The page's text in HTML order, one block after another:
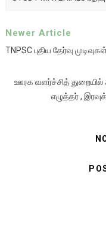
Newer Article
TNPSC புதிய தேர்வு
ஊரக வளர்ச்சித் துறையில்
எழுத்தர் ,